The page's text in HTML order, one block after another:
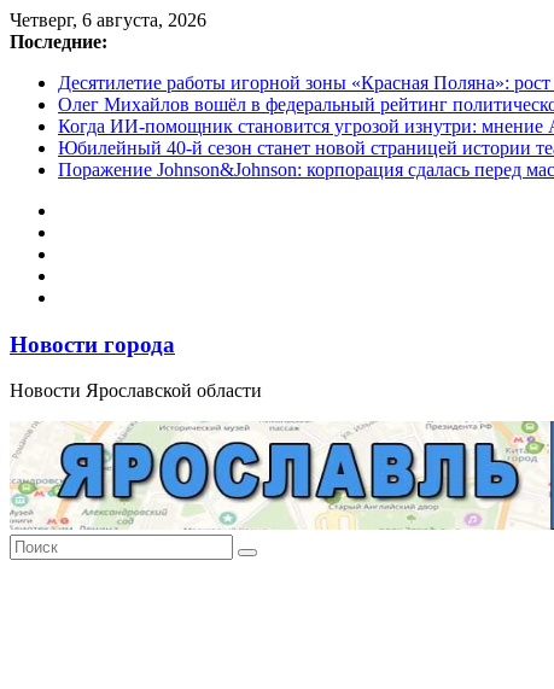
Перейти
к
Четверг, 6 августа, 2026
Последние:
Десятилетие работы игорной зоны «Красная Поляна»:
Олег Михайлов вошёл в федеральный рейтинг
Когда ИИ-помощник становится угрозой изнутри: мнение
Юбилейный 40-й сезон станет новой страницей истории
Поражение Johnson&Johnson: корпорация сдалась перед
Новости города
Новости Ярославской области